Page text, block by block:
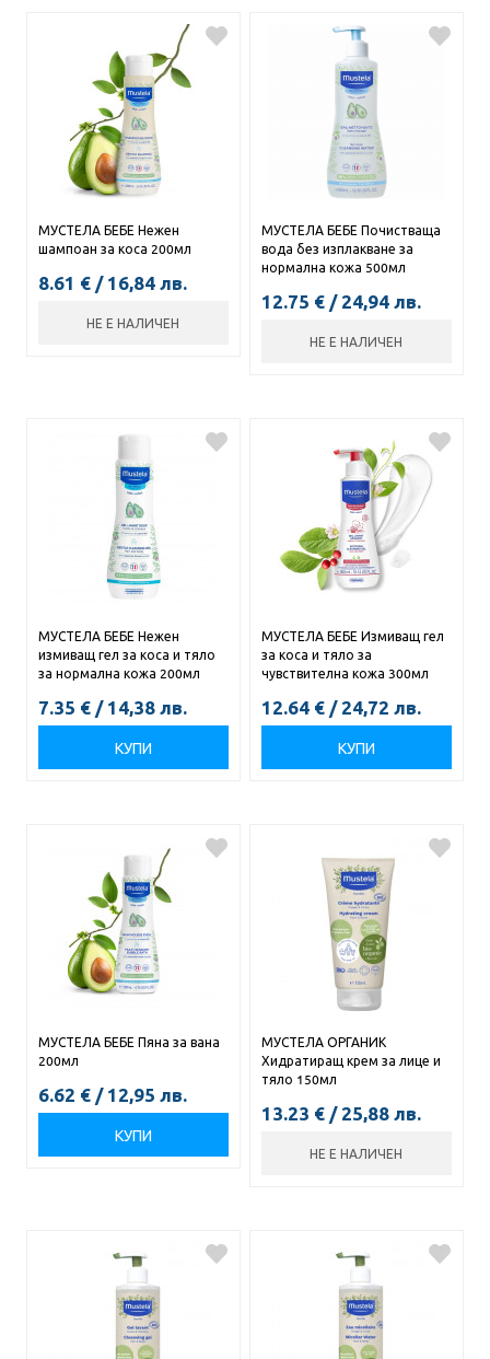
МУСТЕЛА БЕБЕ Нежен
шампоан за коса 200мл
8.61 € / 16,84 лв.
НЕ Е НАЛИЧЕН
МУСТЕЛА БЕБЕ Почистваща
вода без изплакване за
нормална кожа 500мл
12.75 € / 24,94 лв.
НЕ Е НАЛИЧЕН
МУСТЕЛА БЕБЕ Нежен
измиващ гел за коса и тяло
за нормална кожа 200мл
7.35 € / 14,38 лв.
КУПИ
МУСТЕЛА БЕБЕ Измиващ гел
за коса и тяло за
чувствителна кожа 300мл
12.64 € / 24,72 лв.
КУПИ
МУСТЕЛА БЕБЕ Пяна за вана
200мл
6.62 € / 12,95 лв.
КУПИ
МУСТЕЛА ОРГАНИК
Хидратиращ крем за лице и
тяло 150мл
13.23 € / 25,88 лв.
НЕ Е НАЛИЧЕН